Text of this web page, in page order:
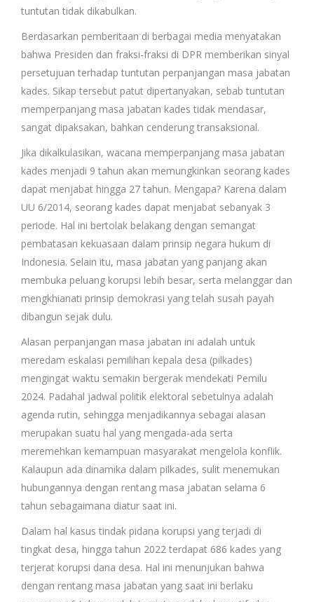
tuntutan tidak dikabulkan.
Berdasarkan pemberitaan di berbagai media menyatakan
bahwa Presiden dan fraksi-fraksi di DPR memberikan sinyal
persetujuan terhadap tuntutan perpanjangan masa jabatan
kades. Sikap tersebut patut dipertanyakan, sebab tuntutan
memperpanjang masa jabatan kades tidak mendasar,
sangat dipaksakan, bahkan cenderung transaksional.
Jika dikalkulasikan, wacana memperpanjang masa jabatan
kades menjadi 9 tahun akan memungkinkan seorang kades
dapat menjabat hingga 27 tahun. Mengapa? Karena dalam
UU 6/2014, seorang kades dapat menjabat sebanyak 3
periode. Hal ini bertolak belakang dengan semangat
pembatasan kekuasaan dalam prinsip negara hukum di
Indonesia. Selain itu, masa jabatan yang panjang akan
membuka peluang korupsi lebih besar, serta melanggar dan
mengkhianati prinsip demokrasi yang telah susah payah
dibangun sejak dulu.
Alasan perpanjangan masa jabatan ini adalah untuk
meredam eskalasi pemilihan kepala desa (pilkades)
mengingat waktu semakin bergerak mendekati Pemilu
2024. Padahal jadwal politik elektoral sebetulnya adalah
agenda rutin, sehingga menjadikannya sebagai alasan
merupakan suatu hal yang mengada-ada serta
meremehkan kemampuan masyarakat mengelola konflik.
Kalaupun ada dinamika dalam pilkades, sulit menemukan
hubungannya dengan rentang masa jabatan selama 6
tahun sebagaimana diatur saat ini.
Dalam hal kasus tindak pidana korupsi yang terjadi di
tingkat desa, hingga tahun 2022 terdapat 686 kades yang
terjerat korupsi dana desa. Hal ini menunjukan bahwa
dengan rentang masa jabatan yang saat ini berlaku